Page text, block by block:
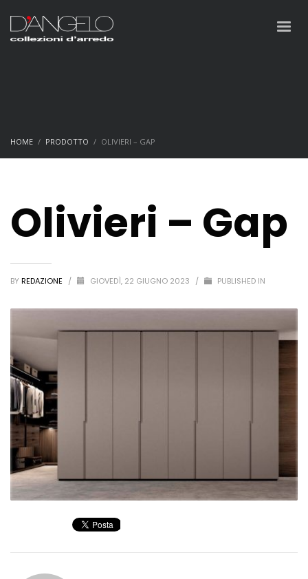
HOME PRODOTTO OLIVIERI – GAP
Olivieri – Gap
BY REDAZIONE / GIOVEDÌ, 22 GIUGNO 2023 / PUBLISHED IN